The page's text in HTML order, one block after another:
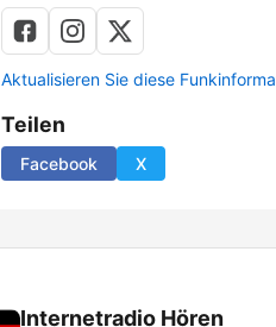
Aktualisieren Sie diese
Teilen
Facebook X
Internetradio Hören